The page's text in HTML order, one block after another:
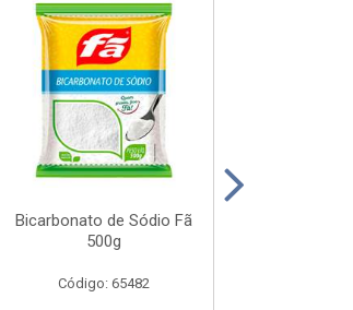
Bicarbonato de Sódio Fã
500g
Código: 65482